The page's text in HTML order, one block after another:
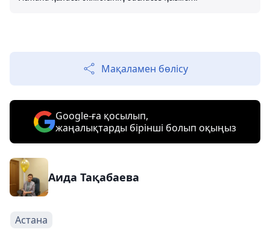
Мақаламен бөлісу
Google-ға қосылып,
жаңалықтарды бірінші болып оқыңыз
Аида Тақабаева
Астана